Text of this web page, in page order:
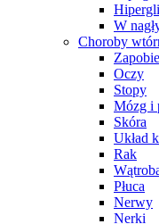
W
Choroby
Oczy
Stopy
Mózg i
Skóra
Układ
Rak
Płuca
Nerwy
Nerki